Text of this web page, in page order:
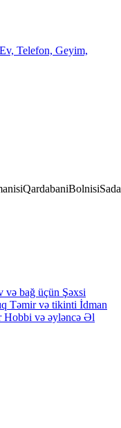
QardabaniBolnisi
və bağ üçün Şəxsi
Təmir və tikinti İdman
Hobbi və əyləncə Əl